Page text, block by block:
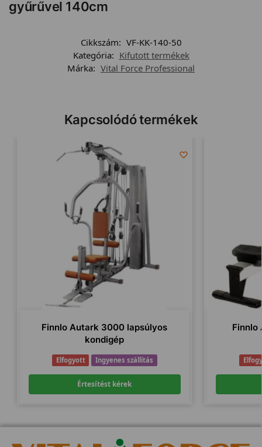
gyűrűvel 140cm
Cikkszám: VF-KK-140-50
Kategória: Kifutott termékek
Márka: Vital Force Professional
Kapcsolódó termékek
Finnlo Autark 3000 lapsúlyos
kondigép
Elfogyott Ingyenes szállítás
Értesítést kérek
Finnlo